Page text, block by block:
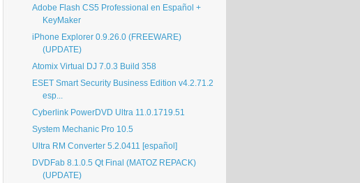
Adobe Flash CS5 Professional en Español +
KeyMaker
iPhone Explorer 0.9.26.0 (FREEWARE)
(UPDATE)
Atomix Virtual DJ 7.0.3 Build 358
ESET Smart Security Business Edition v4.2.71.2
esp...
Cyberlink PowerDVD Ultra 11.0.1719.51
System Mechanic Pro 10.5
Ultra RM Converter 5.2.0411 [español]
DVDFab 8.1.0.5 Qt Final (MATOZ REPACK)
(UPDATE)